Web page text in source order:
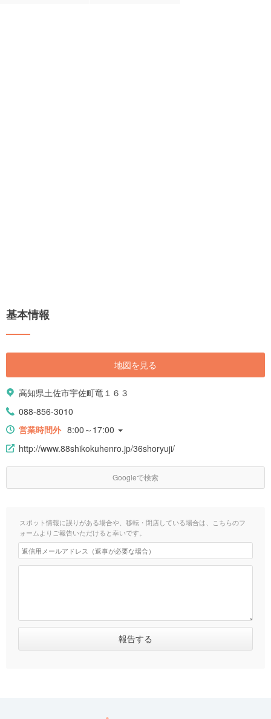
基本情報
地図を見る
高知県土佐市宇佐町竜１６３
088-856-3010
営業時間外 8:00～17:00
http://www.88shikokuhenro.jp/36shoryuji/
Googleで検索
スポット情報に誤りがある場合や、移転・閉店している場合は、こちらのフ
ォームよりご報告いただけると幸いです。